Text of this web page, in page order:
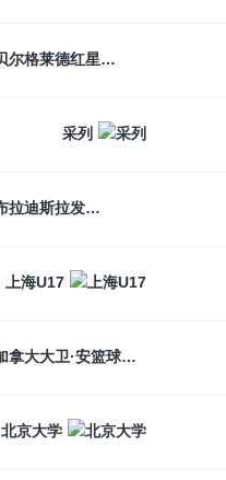
贝尔格莱德红星
采列
布拉迪斯拉发
上海U17
加拿大大卫·安篮球学院
北京大学